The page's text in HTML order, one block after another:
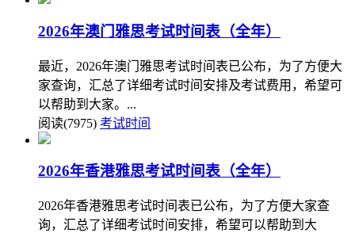
2026年澳门雅思考试时间表（全年）
最近，2026年澳门雅思考试时间表已公布，为了方便大
家查询，汇总了详细考试时间安排及考试费用，希望可
以帮助到大家。...
阅读(7975) 考试时间
2026年香港雅思考试时间表（全年）
2026年香港雅思考试时间表已公布，为了方便大家查
询，汇总了详细考试时间安排，希望可以帮助到大